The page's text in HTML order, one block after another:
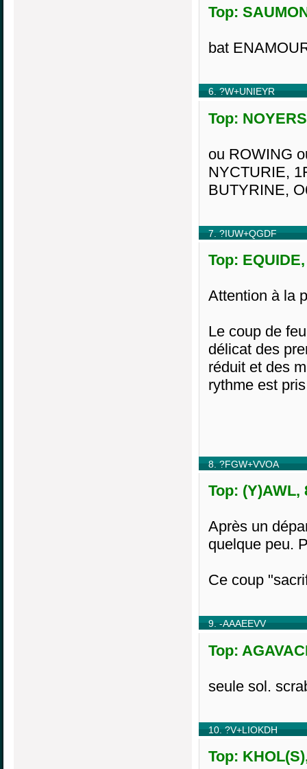
Top:
bat
6. ?W+UNIEYR
Top:
ou ROWING
NYCTURIE,
BUTYRINE,
7. ?IUW+QGDF
Top:
Attention à la
Le coup de
délicat des
réduit et des
rythme est
8. ?FGW+VVOA
Top: (Y)AWL,
Après un
quelque peu.
Ce coup
9. -AAAEEVV
Top:
seule sol.
10. ?V+LIOKDH
Top: